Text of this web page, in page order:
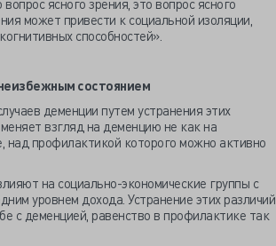
ясного зрения, это вопрос ясного
может привести к социальной изоляции,
способностей».
состоянием
деменции путем устранения этих
взгляд на деменцию не как на
над профилактикой которого можно активно
на социально-экономические группы с
уровнем дохода. Устранение этих различий
с деменцией, равенство в профилактике так